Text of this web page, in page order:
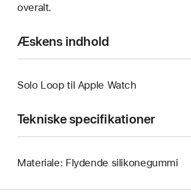
overalt.
Æskens indhold
Solo Loop til Apple Watch
Tekniske specifikationer
Materiale: Flydende silikonegummi